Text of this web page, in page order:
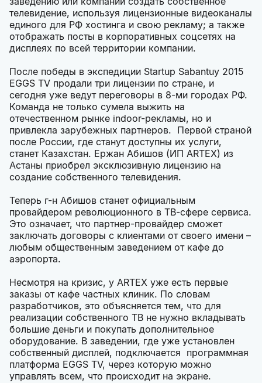
телевидение, используя лицензионные видеоканалы
единого для РФ хостинга и свою рекламу; а также
отображать посты в корпоративных соцсетях на
дисплеях по всей территории компании.
После победы в экспедиции Startup Sabantuy 2015
EGGS TV продали три лицензии по стране, и
сегодня уже ведут переговоры в 8-ми городах РФ.
Команда не только сумела выжить на
отечественном рынке indoor-рекламы, но и
привлекла зарубежных партнеров. Первой страной
после России, где станут доступны их услуги,
станет Казахстан. Ержан Абишов (ИП ARTEX) из
Астаны приобрел эксклюзивную лицензию на
создание собственного телевидения.
Теперь г-н Абишов станет официальным
провайдером революционного в ТВ-сфере сервиса.
Это означает, что партнер-провайдер сможет
заключать договоры с клиентами от своего имени –
любым общественным заведением от кафе до
аэропорта.
Несмотря на кризис, у ARTEX уже есть первые
заказы от кафе частных клиник. По словам
разработчиков, это объясняется тем, что для
реализации собственного ТВ не нужно вкладывать
большие деньги и покупать дополнительное
оборудование. В заведении, где уже установлен
собственный дисплей, подключается программная
платформа EGGS TV, через которую можно
управлять всем, что происходит на экране.